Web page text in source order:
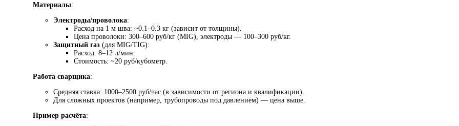
Материалы:
Электроды/проволока:
Расход на 1 м шва: ~0.1–0.3 кг (зависит от толщины).
Цена проволоки: 300–600 руб/кг (MIG), электроды — 100–300 руб/кг.
Защитный газ (для MIG/TIG):
Расход: 8–12 л/мин.
Стоимость: ~20 руб/кубометр.
Работа сварщика:
Средняя ставка: 1000–2500 руб/час (в зависимости от региона и квалификации).
Для сложных проектов (например, трубопроводы под давлением) — цена выше.
Пример расчёта: